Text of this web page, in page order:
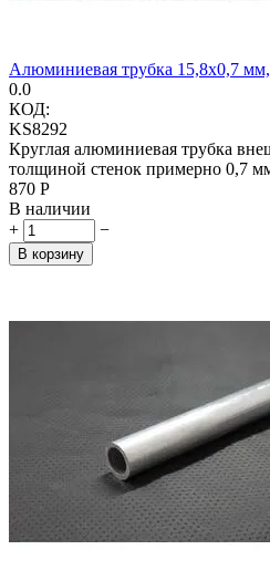
Алюминиевая трубка 15,8x0,7
0.0
КОД:
KS8292
Круглая алюминиевая трубка
толщиной стенок примерно 0,7
‍870‍ Р
В наличии
+
−
В корзину